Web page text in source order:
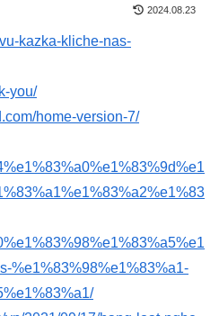
2024.08.23
kazka-kliche-nas-
you/
home-version-7/
%e1%83%98%e1%83%a1-